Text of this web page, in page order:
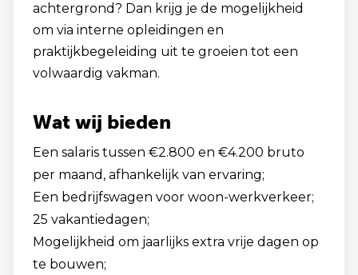
achtergrond? Dan krijg je de mogelijkheid
om via interne opleidingen en
praktijkbegeleiding uit te groeien tot een
volwaardig vakman.
Wat wij bieden
Een salaris tussen €2.800 en €4.200 bruto
per maand, afhankelijk van ervaring;
Een bedrijfswagen voor woon-werkverkeer;
25 vakantiedagen;
Mogelijkheid om jaarlijks extra vrije dagen op
te bouwen;